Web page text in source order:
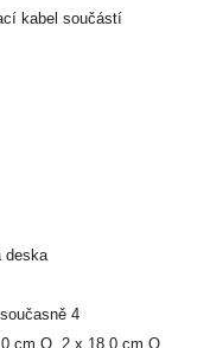
kabel součástí
deska
4
cm O, 2 x 18,0 cm O